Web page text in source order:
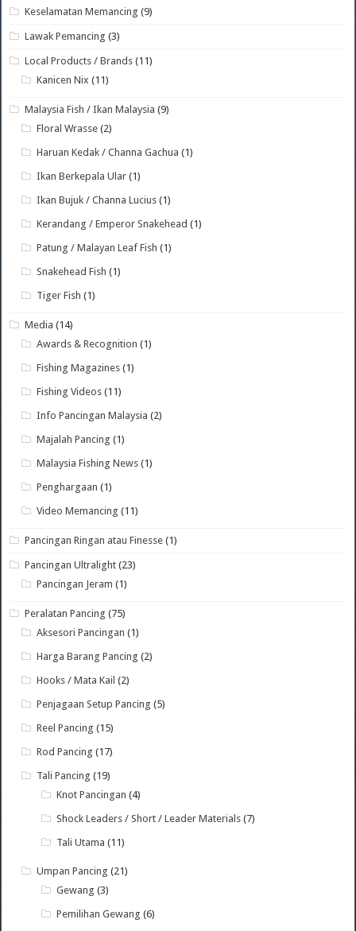
Keselamatan Memancing (9)
Lawak Pemancing (3)
Local Products / Brands (11)
Kanicen Nix (11)
Malaysia Fish / Ikan Malaysia (9)
Floral Wrasse (2)
Haruan Kedak / Channa Gachua (1)
Ikan Berkepala Ular (1)
Ikan Bujuk / Channa Lucius (1)
Kerandang / Emperor Snakehead (1)
Patung / Malayan Leaf Fish (1)
Snakehead Fish (1)
Tiger Fish (1)
Media (14)
Awards & Recognition (1)
Fishing Magazines (1)
Fishing Videos (11)
Info Pancingan Malaysia (2)
Majalah Pancing (1)
Malaysia Fishing News (1)
Penghargaan (1)
Video Memancing (11)
Pancingan Ringan atau Finesse (1)
Pancingan Ultralight (23)
Pancingan Jeram (1)
Peralatan Pancing (75)
Aksesori Pancingan (1)
Harga Barang Pancing (2)
Hooks / Mata Kail (2)
Penjagaan Setup Pancing (5)
Reel Pancing (15)
Rod Pancing (17)
Tali Pancing (19)
Knot Pancingan (4)
Shock Leaders / Short / Leader Materials (7)
Tali Utama (11)
Umpan Pancing (21)
Gewang (3)
Pemilihan Gewang (6)